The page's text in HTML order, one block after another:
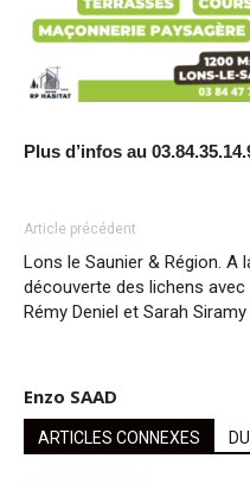
Plus d’infos au
Article précédent
Lons le Saunier & Région. A
découverte des lichens avec
Rémy Deniel et Sarah Siramy
Enzo SAAD
ARTICLES CONNEXES